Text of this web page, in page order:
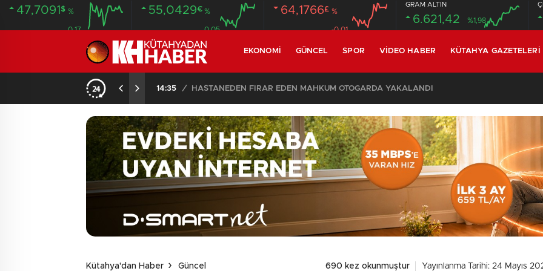
47,7091 $ %
0.17
55,0429€ %
0.05
64,1766£ %
-0.01
GRAM ALTIN
6.621,42 %1,98
EKONOMI GÜNCEL SPOR VIDEO HABER KÜTAHYA GAZETELERI
20:58 /
Kütahya'dan Haber Güncel 690 kez okunmuştur Yayınlanma Tarihi: 24 Mayıs